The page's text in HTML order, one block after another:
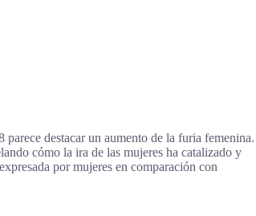
destacar un aumento de la furia femenina.
cómo la ira de las mujeres ha catalizado y
por mujeres en comparación con